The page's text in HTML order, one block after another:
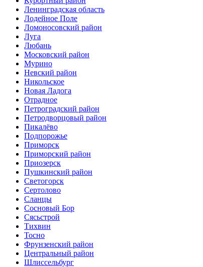
Ленинградская область
Лодейное Поле
Ломоносовский район
Луга
Любань
Московский район
Мурино
Невский район
Никольское
Новая Ладога
Отрадное
Петроградский район
Петродворцовый район
Пикалёво
Подпорожье
Приморск
Приморский район
Приозерск
Пушкинский район
Светогорск
Сертолово
Сланцы
Сосновый Бор
Сясьстрой
Тихвин
Тосно
Фрунзенский район
Центральный район
Шлиссельбург